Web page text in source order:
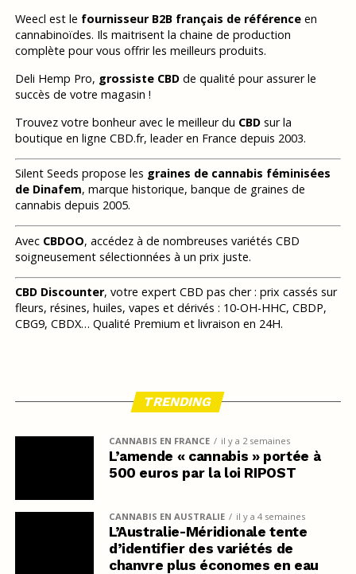
Weecl est le fournisseur B2B français de référenceen
cannabinoïdes. Ils maitrisent la chaine de production
complète pour vous offrir les meilleurs produits.
Deli Hemp Pro, grossiste CBDde qualité pour assurer le
succès de votre magasin !
Trouvez votre bonheur avec le meilleur du CBDsur la
boutique en ligne CBD.fr, leader en France depuis 2003.
Silent Seeds propose les graines de cannabis féminisées
de Dinafem, marque historique, banque de graines de
cannabis depuis 2005.
Avec CBDOO, accédez à de nombreuses variétés CBD
soigneusement sélectionnées à un prix juste.
CBD Discounter, votre expert CBD pas cher : prix cassés sur
fleurs, résines, huiles, vapes et dérivés : 10-OH-HHC, CBDP,
CBG9, CBDX… Qualité Premium et livraison en 24H.
TRENDING
CANNABIS EN FRANCE il y a 2 semaines
L’amende « cannabis » portée à
500 euros par la loi RIPOST
CANNABIS EN AUSTRALIE il y a 4 semaines
L’Australie-Méridionale tente
d’identifier des variétés de
chanvre plus économes en eau